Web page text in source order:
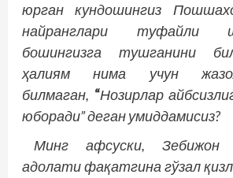
юрган кундошингиз
найранглари туфайли
бошингизга тушганини
ҳалиям нима учун
билмаган, “Нозирлар
юборади” деган умиддамисиз?
Минг афсуски, Зебижон
адолати фақатгина гўзал